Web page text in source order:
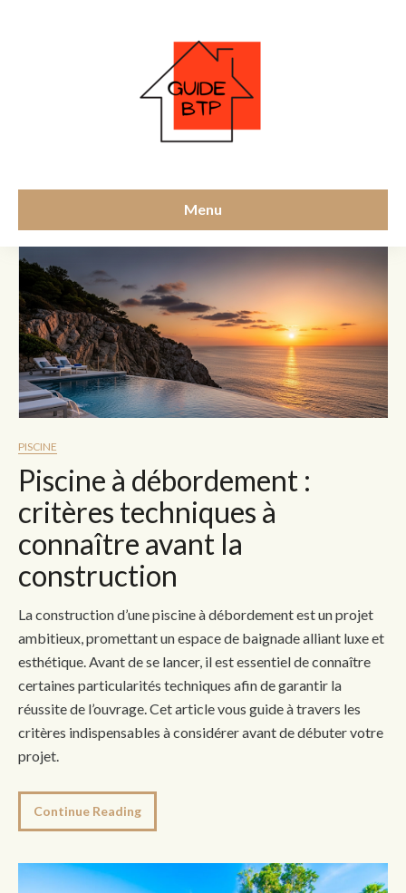
Menu
piscine
PISCINE
Piscine à débordement :
critères techniques à
connaître avant la
construction
La construction d’une piscine à débordement est un projet
ambitieux, promettant un espace de baignade alliant luxe et
esthétique. Avant de se lancer, il est essentiel de connaître
certaines particularités techniques afin de garantir la
réussite de l’ouvrage. Cet article vous guide à travers les
critères indispensables à considérer avant de débuter votre
projet.
Continue Reading